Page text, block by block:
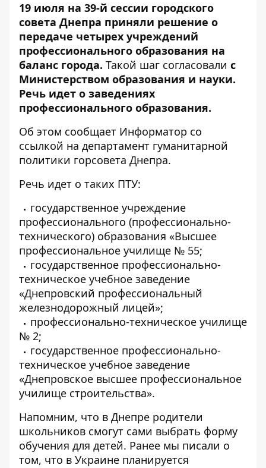
19 июля на 39-й сессии городского
совета Днепра приняли решение о
передаче четырех учреждений
профессионального образования на
баланс города. Такой шаг согласовали с
Министерством образования и науки.
Речь идет о заведениях
профессионального образования.
Об этом сообщает Информатор со
ссылкой на департамент гуманитарной
политики горсовета Днепра.
Речь идет о таких ПТУ:
государственное учреждение
профессионального (профессионально-
технического) образования «Высшее
профессиональное училище № 55;
государственное профессионально-
техническое учебное заведение
«Днепровский профессиональный
железнодорожный лицей»;
профессионально-техническое училище
№ 2;
государственное профессионально-
техническое учебное заведение
«Днепровское высшее профессиональное
училище строительства».
Напомним, что в Днепре родители
школьников смогут сами выбрать форму
обучения для детей. Ранее мы писали о
том, что в Украине планируется